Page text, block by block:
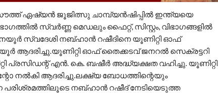
ഏഷ്യൻ ജൂജിത്സു ചാമ്പ്യൻഷിപ്പിൽ ഇന്ത്യയെ
സ്വർണ്ണ മെഡലും ഫൈറ്റ്, സിസ്റ്റം, വിഭാഗങ്ങളിൽ
സ്വദേശി നബ്ഹാൻ റഷീദിനെ യൂണിറ്റി ഓഫ്
ആദരിച്ചു.യൂണിറ്റി ഓഫ് തൈക്കടവ് ജനറൽ സെക്രട്ടറി
എൻ. കെ. ബഷീർ അദ്ധ്യക്ഷത വഹിച്ചു. യൂണിറ്റി
നൽകി ആദരിച്ചു.ലക്ഷ്യ ബോധത്തിന്റെയും
പരിശ്രമത്തിലൂടെ നബ്ഹാൻ റഷീദ് നേടിയെടുത്ത